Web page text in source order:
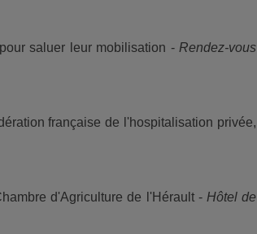
saluer leur mobilisation - Rendez-vous
française de l'hospitalisation privée,
d'Agriculture de l'Hérault - Hôtel de